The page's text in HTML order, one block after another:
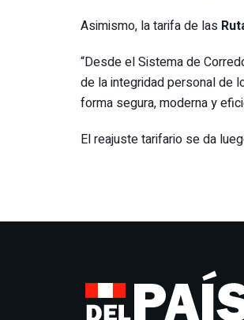
Asimismo, la tarifa de las
“Desde el Sistema de
de la integridad personal de
forma segura, moderna y
El reajuste tarifario se da